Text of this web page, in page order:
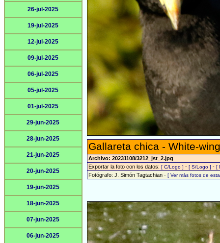
26-jul-2025
19-jul-2025
12-jul-2025
09-jul-2025
06-jul-2025
05-jul-2025
01-jul-2025
29-jun-2025
28-jun-2025
21-jun-2025
20-jun-2025
19-jun-2025
18-jun-2025
07-jun-2025
06-jun-2025
Gallareta chica - White-
Archivo: 20231108/3212_jst_2.jpg
Exportar la foto con los datos: [ C/Logo ] - [ S/Logo ] - [
Fotógrafo: J. Simón Tagtachian - [ Ver más fotos de